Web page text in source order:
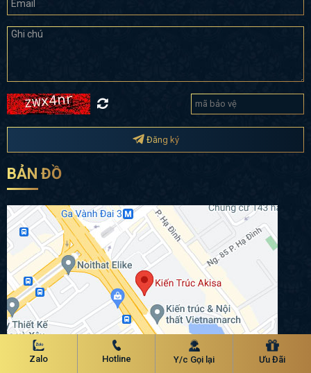
Đăng ký
BẢN ĐỒ
Zalo Hotline Y/c Gọi lại Ưu Đãi